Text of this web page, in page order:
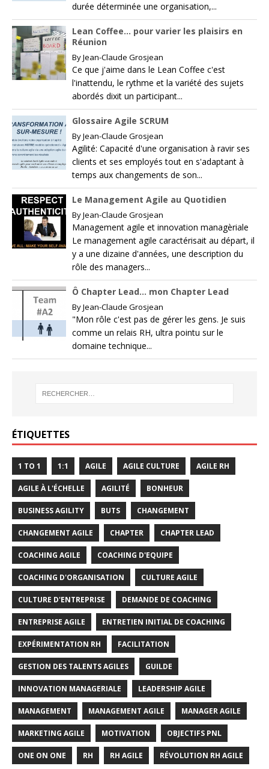
durée déterminée une organisation,...
Lean Coffee… pour varier les plaisirs en
Réunion
ByJean-Claude Grosjean
Ce que j'aime dans le Lean Coffee c'est
l'inattendu, le rythme et la variété des sujets
abordés dixit un participant...
Glossaire Agile SCRUM
ByJean-Claude Grosjean
Agilité: Capacité d'une organisation à ravir ses
clients et ses employés tout en s'adaptant à
temps aux changements de son...
Le Management Agile au Quotidien
ByJean-Claude Grosjean
Management agile et innovation managèriale
Le management agile caractérisait au départ, il
y a une dizaine d'années, une description du
rôle des managers...
Ô Chapter Lead… mon Chapter Lead
ByJean-Claude Grosjean
"Mon rôle c'est pas de gérer les gens. Je suis
comme un relais RH, ultra pointu sur le
domaine technique...
ÉTIQUETTES
1 TO 1 1:1 AGILE AGILE CULTURE AGILE RH
AGILE À L'ÉCHELLE AGILITÉ BONHEUR
BUSINESS AGILITY BUTS CHANGEMENT
CHANGEMENT AGILE CHAPTER CHAPTER LEAD
COACHING AGILE COACHING D'EQUIPE
COACHING D'ORGANISATION CULTURE AGILE
CULTURE D'ENTREPRISE DEMANDE DE COACHING
ENTREPRISE AGILE ENTRETIEN INITIAL DE COACHING
EXPÉRIMENTATION RH FACILITATION
GESTION DES TALENTS AGILES GUILDE
INNOVATION MANAGERIALE LEADERSHIP AGILE
MANAGEMENT MANAGEMENT AGILE MANAGER AGILE
MARKETING AGILE MOTIVATION OBJECTIFS PNL
ONE ON ONE RH RH AGILE RÉVOLUTION RH AGILE